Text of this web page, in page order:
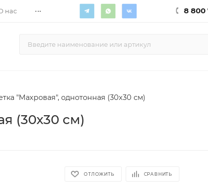
нас ... 8 800
"Махровая", однотонная (30х30 см)
(30х30 см)
ОТЛОЖИТЬ СРАВНИТЬ